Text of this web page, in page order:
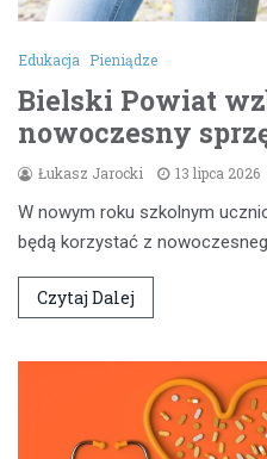
Edukacja Pieniądze
Bielski Powiat
nowoczesny
Łukasz Jarocki 13 lipca 2026
W nowym roku szkolnym
będą korzystać z
Czytaj Dalej